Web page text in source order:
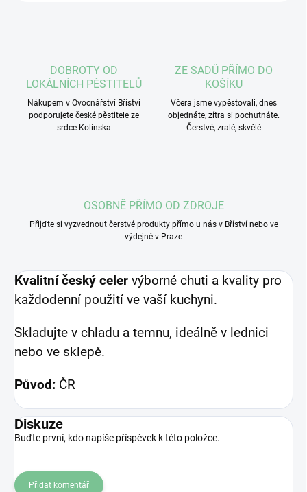
DOBROTY OD
LOKÁLNÍCH PĚSTITELŮ
Nákupem v Ovocnářství Bříství
podporujete české pěstitele ze
srdce Kolínska
ZE SADŮ PŘÍMO DO
KOŠÍKU
Včera jsme vypěstovali, dnes
objednáte, zítra si pochutnáte.
Čerstvé, zralé, skvělé
OSOBNĚ PŘÍMO OD ZDROJE
Přijďte si vyzvednout čerstvé produkty přímo u nás v Bříství nebo ve
výdejně v Praze
Kvalitní český celer výborné chuti a kvality pro
každodenní použití ve vaší kuchyni.
Skladujte v chladu a temnu, ideálně v lednici
nebo ve sklepě.
Původ: ČR
Diskuze
Buďte první, kdo napíše příspěvek k této položce.
Přidat komentář